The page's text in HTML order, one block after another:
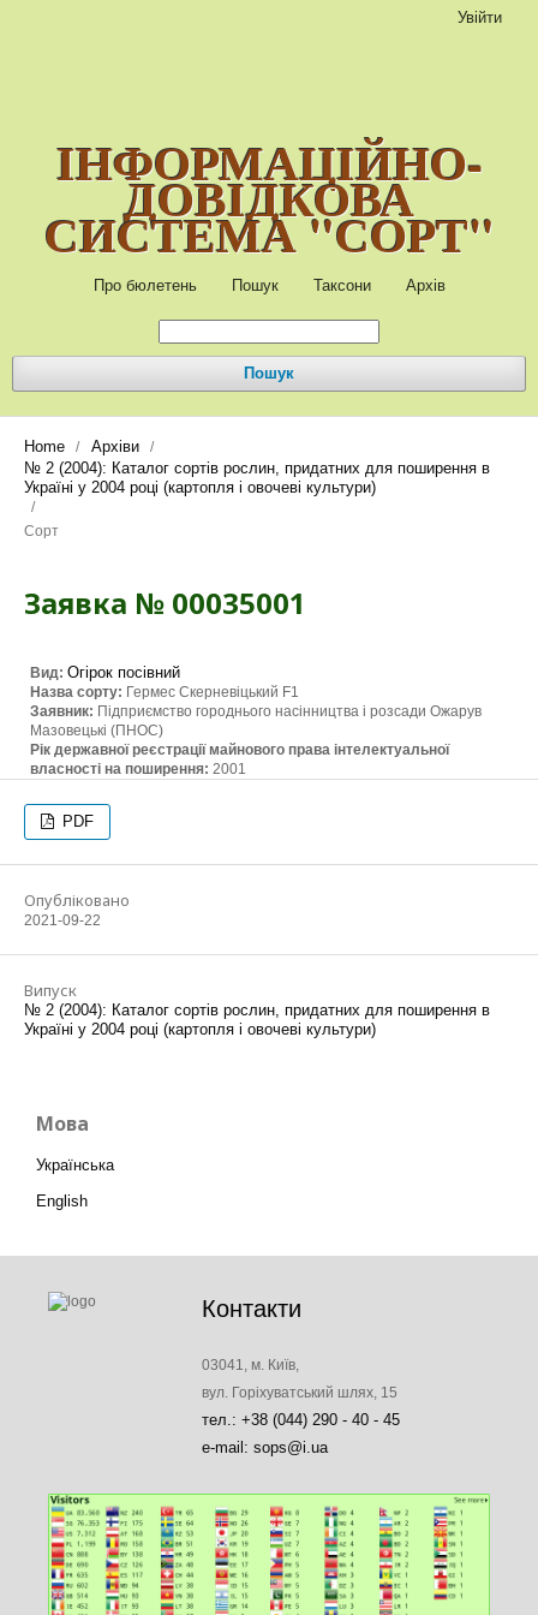
ІНФОРМАЦІЙНО-
ДОВІДКОВА
СИСТЕМА "СОРТ"
Про бюлетень Пошук Таксони Архів
Пошук
Увійти
Home / Архіви /
№ 2 (2004): Каталог сортів рослин, придатних для поширення в
Україні у 2004 році (картопля і овочеві культури)
/
Сорт
Заявка № 00035001
Вид: Огірок посівний
Назва сорту: Гермес Скерневіцький F1
Заявник: Підприємство городнього насінництва і розсади Ожарув
Мазовецькі (ПНОС)
Рік державної реєстрації майнового права інтелектуальної
власності на поширення: 2001
PDF
Опубліковано
2021-09-22
Випуск
№ 2 (2004): Каталог сортів рослин, придатних для поширення в
Україні у 2004 році (картопля і овочеві культури)
Мова
Українська
English
Контакти
03041, м. Київ,
вул. Горіхуватський шлях, 15
тел.: +38 (044) 290 - 40 - 45
e-mail: sops@i.ua